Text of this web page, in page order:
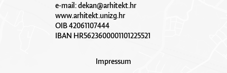
e-mail:dekan@arhitekt.hr
www.arhitekt.unizg.hr
OIB 42061107444
IBAN HR5623600001101225521
Impressum